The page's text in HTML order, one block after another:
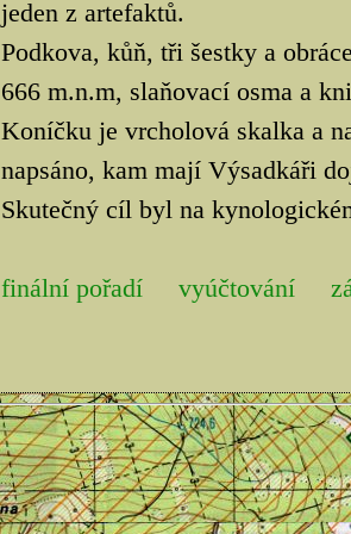
jeden z artefaktů.
Podkova, kůň, tři šestky a
666 m.n.m, slaňovací osma a
Koníčku je vrcholová skalka a
napsáno, kam mají Výsadkáři
Skutečný cíl byl na
finální pořadí vyúčtování